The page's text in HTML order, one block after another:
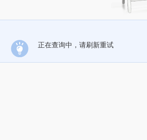
正在查询中，请刷新重试